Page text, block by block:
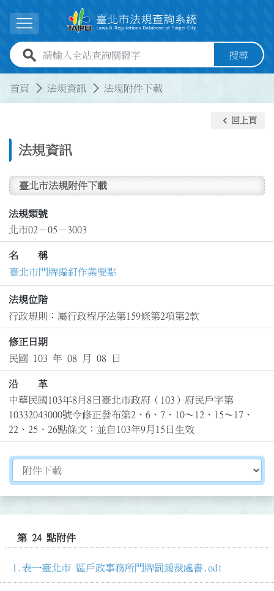
展開選單
全站查詢關鍵字欄位 搜尋
首頁 法規資訊 法規附件下載
法規資訊
keyboard_arrow_left 回上頁
臺北市法規附件下載
法規類號
北市02－05－3003
名 稱
臺北市門牌編釘作業要點
法規位階
行政規則：屬行政程序法第159條第2項第2款
修正日期
民國 103 年 08 月 08 日
沿 革
中華民國103年8月8日臺北市政府（103）府民戶字第
10332043000號令修正發布第2、6、7、10～12、15～17、
22、25、26點條文；並自103年9月15日生效
切換選擇法規資訊內容
第 24 點附件
表一臺北市 區戶政事務所門牌罰鍰裁處書.odt